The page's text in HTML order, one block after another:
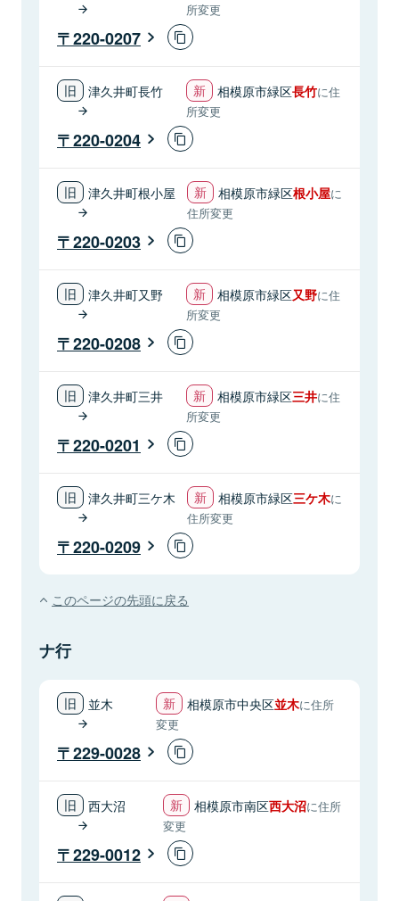
所変更
220-0207
津久井町長竹 相模原市緑区長竹に住
所変更
220-0204
津久井町根小屋 相模原市緑区根小屋に
住所変更
220-0203
津久井町又野 相模原市緑区又野に住
所変更
220-0208
津久井町三井 相模原市緑区三井に住
所変更
220-0201
津久井町三ケ木 相模原市緑区三ケ木に
住所変更
220-0209
このページの先頭に戻る
ナ行
並木 相模原市中央区並木に住所
変更
229-0028
西大沼 相模原市南区西大沼に住所
変更
229-0012